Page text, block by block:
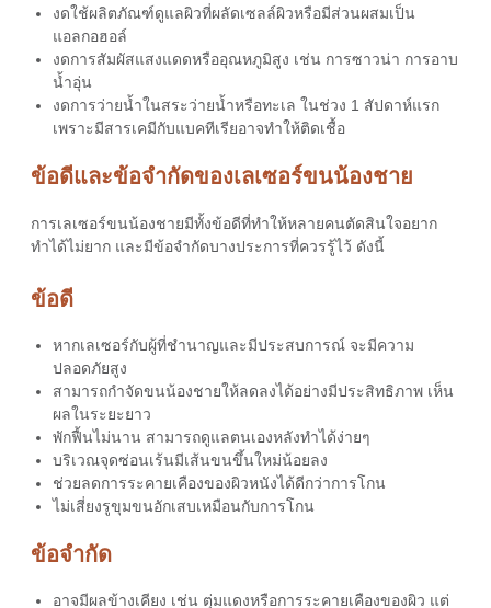
งดใช้ผลิตภัณฑ์ดูแลผิวที่ผลัดเซลล์ผิวหรือมีส่วนผสมเป็น
แอลกอฮอล์
งดการสัมผัสแสงแดดหรืออุณหภูมิสูง เช่น การซาวน่า การอาบ
น้ำอุ่น
งดการว่ายน้ำในสระว่ายน้ำหรือทะเล ในช่วง 1 สัปดาห์แรก
เพราะมีสารเคมีกับแบคทีเรียอาจทำให้ติดเชื้อ
ข้อดีและข้อจำกัดของเลเซอร์ขนน้องชาย
การเลเซอร์ขนน้องชายมีทั้งข้อดีที่ทำให้หลายคนตัดสินใจอยาก
ทำได้ไม่ยาก และมีข้อจำกัดบางประการที่ควรรู้ไว้ ดังนี้
ข้อดี
หากเลเซอร์กับผู้ที่ชำนาญและมีประสบการณ์ จะมีความ
ปลอดภัยสูง
สามารถกำจัดขนน้องชายให้ลดลงได้อย่างมีประสิทธิภาพ เห็น
ผลในระยะยาว
พักฟื้นไม่นาน สามารถดูแลตนเองหลังทำได้ง่ายๆ
บริเวณจุดซ่อนเร้นมีเส้นขนขึ้นใหม่น้อยลง
ช่วยลดการระคายเคืองของผิวหนังได้ดีกว่าการโกน
ไม่เสี่ยงรูขุมขนอักเสบเหมือนกับการโกน
ข้อจำกัด
อาจมีผลข้างเคียง เช่น ตุ่มแดงหรือการระคายเคืองของผิว แต่